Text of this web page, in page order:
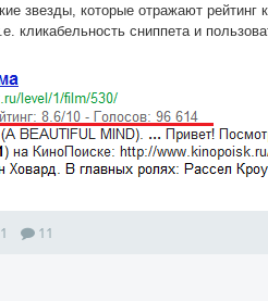
звезды, которые отражают рейтинг
кликабельность сниппета и
1 11